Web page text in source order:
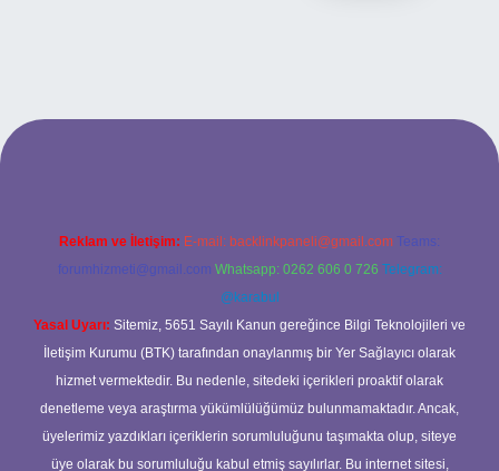
Reklam ve İletişim: E-mail: backlinkpaneli@gmail.com Teams:
forumhizmeti@gmail.com Whatsapp: 0262 606 0 726 Telegram:
@karabul
Yasal Uyarı: Sitemiz, 5651 Sayılı Kanun gereğince Bilgi Teknolojileri ve
İletişim Kurumu (BTK) tarafından onaylanmış bir Yer Sağlayıcı olarak
hizmet vermektedir. Bu nedenle, sitedeki içerikleri proaktif olarak
denetleme veya araştırma yükümlülüğümüz bulunmamaktadır. Ancak,
üyelerimiz yazdıkları içeriklerin sorumluluğunu taşımakta olup, siteye
üye olarak bu sorumluluğu kabul etmiş sayılırlar. Bu internet sitesi,